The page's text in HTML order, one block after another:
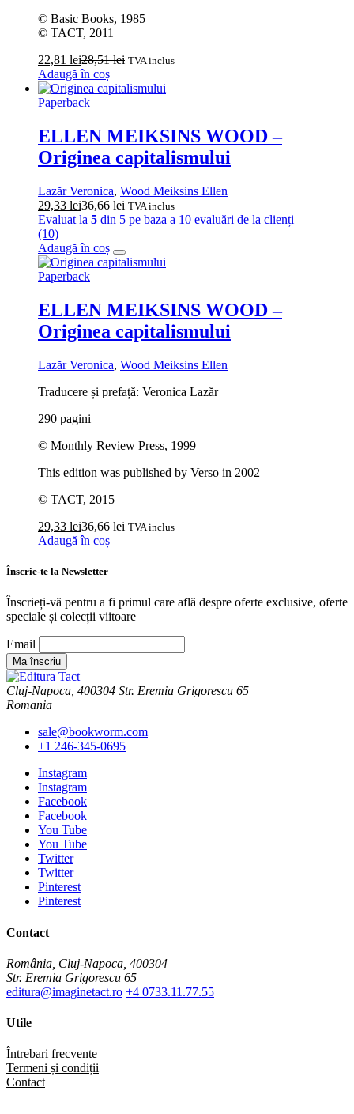
© Basic Books, 1985
© TACT, 2011
22,81 lei28,51lei TVA inclus
Adaugă în coș
Paperback
ELLEN MEIKSINS WOOD –
Originea capitalismului
Lazăr Veronica, Wood Meiksins Ellen
29,33 lei36,66lei TVA inclus
Evaluat la 5 din 5 pe baza a 10 evaluări de la clienți
(10)
Adaugă în coș
Paperback
ELLEN MEIKSINS WOOD –
Originea capitalismului
Lazăr Veronica, Wood Meiksins Ellen
Traducere și prefață: Veronica Lazăr
290 pagini
© Monthly Review Press, 1999
This edition was published by Verso in 2002
© TACT, 2015
29,33 lei36,66lei TVA inclus
Adaugă în coș
Înscrie-te la Newsletter
Înscrieți-vă pentru a fi primul care află despre oferte exclusive, oferte
speciale și colecții viitoare
Email
Cluj-Napoca, 400304 Str. Eremia Grigorescu 65
Romania
sale@bookworm.com
+1 246-345-0695
Instagram
Instagram
Facebook
Facebook
You Tube
You Tube
Twitter
Twitter
Pinterest
Pinterest
Contact
România, Cluj-Napoca, 400304
Str. Eremia Grigorescu 65
editura@imaginetact.ro +4 0733.11.77.55
Utile
Întrebari frecvente
Termeni și condiții
Contact